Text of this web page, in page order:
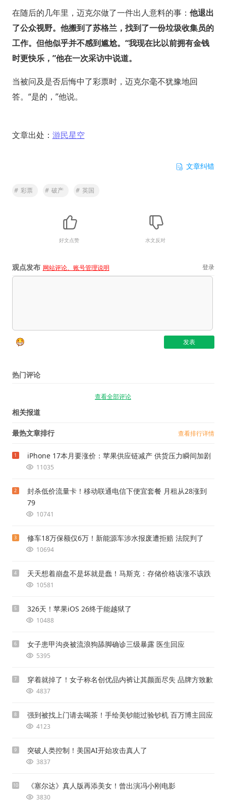
在随后的几年里，迈克尔做了一件出人意料的事： 他退出
了公众视野。他搬到了苏格兰，找到了一份垃圾收集员的
工作。但他似乎并不感到尴尬。“我现在比以前拥有金钱
时更快乐，”他在一次采访中说道。
当被问及是否后悔中了彩票时，迈克尔毫不犹豫地回
答。“是的，”他说。
文章出处： 游民星空
文章纠错
# 彩票 # 破产 # 英国
好文点赞 水文反对
观点发布 网站评论、账号管理说明 登录
热门评论
查看全部评论
相关报道
最热文章排行 查看排行详情
1 iPhone 17本月要涨价：苹果供应链减产 供货压力瞬间加剧
11035
2
封杀低价流量卡！移动联通电信下便宜套餐 月租从28涨到
79
10741
3 修车18万保额仅6万！新能源车涉水报废遭拒赔 法院判了
10694
4 天天想着崩盘不是坏就是蠢！马斯克：存储价格该涨不该跌
10581
5 326天！苹果iOS 26终于能越狱了
10488
6 女子患甲沟炎被流浪狗舔脚确诊三级暴露 医生回应
5395
7 穿着就掉了！女子称名创优品内裤让其颜面尽失 品牌方致歉
4837
8 强到被找上门请去喝茶！手绘美钞能过验钞机 百万博主回应
4123
9 突破人类控制！美国AI开始攻击真人了
3837
10 《塞尔达》真人版再添美女！曾出演冯小刚电影
3830